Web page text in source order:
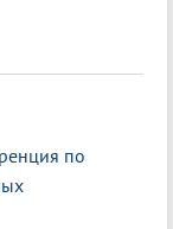
по